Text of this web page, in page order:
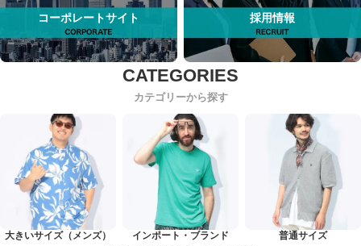
コーポレートサイト 採用情報
カテゴリーから探す
大きいサイズ（メンズ） インポート・ブランド 普通サイズ